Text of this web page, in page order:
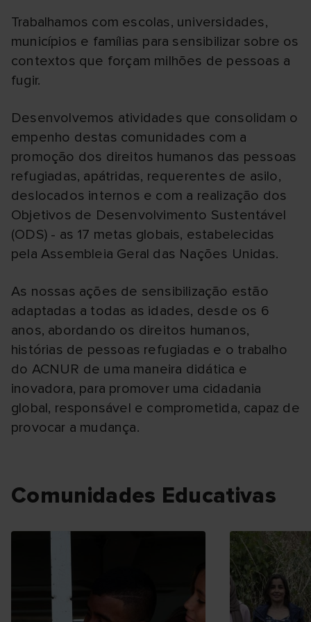
Trabalhamos com escolas, universidades,
municípios e famílias para sensibilizar sobre os
contextos que forçam milhões de pessoas a
fugir.
Desenvolvemos atividades que consolidam o
empenho destas comunidades com a
promoção dos direitos humanos das pessoas
refugiadas, apátridas, requerentes de asilo,
deslocados internos e com a realização dos
Objetivos de Desenvolvimento Sustentável
(ODS) - as 17 metas globais, estabelecidas
pela Assembleia Geral das Nações Unidas.
As nossas ações de sensibilização estão
adaptadas a todas as idades, desde os 6
anos, abordando os direitos humanos,
histórias de pessoas refugiadas e o trabalho
do ACNUR de uma maneira didática e
inovadora, para promover uma cidadania
global, responsável e comprometida, capaz de
provocar a mudança.
Comunidades Educativas